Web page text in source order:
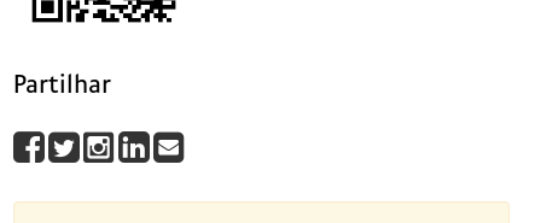
Partilhar